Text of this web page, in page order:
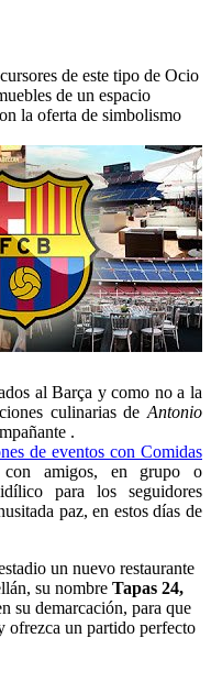
de este tipo de Ocio
de un espacio
la oferta de simbolismo
al Barça y como no a la
culinarias de Antonio
.
de eventos con Comidas
amigos, en grupo o
para los seguidores
paz, en estos días de
un nuevo restaurante
su nombre Tapas 24,
su demarcación, para que
ofrezca un partido perfecto